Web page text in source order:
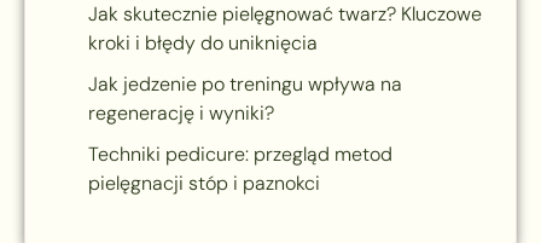
Jak skutecznie pielęgnować twarz? Kluczowe
kroki i błędy do uniknięcia
Jak jedzenie po treningu wpływa na
regenerację i wyniki?
Techniki pedicure: przegląd metod
pielęgnacji stóp i paznokci